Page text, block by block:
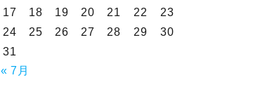
17
18 19 20 21 22
23
24
25 26 27 28 29
30
31
« 7月